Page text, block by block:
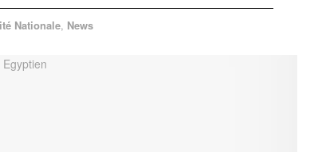
Nationale, News